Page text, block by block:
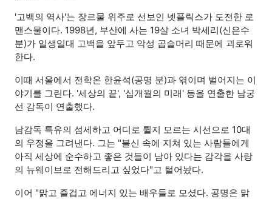
'고백의 역사'는 장르물 위주로 선보인 넷플릭스가 도전한 로
맨스물이다. 1998년, 부산에 사는 19살 소녀 박세리(신은수
분)가 일생일대 고백을 앞두고 악성 곱슬머리 때문에 괴로워
한다.
이때 서울에서 전학온 한윤석(공명 분)과 엮이며 벌어지는 이
야기를 그린다. '세상의 끝', '십개월의 미래' 등을 연출한 남궁
선 감독이 연출했다.
남감독 특유의 섬세하고 어디로 튈지 모르는 시선으로 10대
의 우정을 그려낸다. 그는 "불신 속에 지쳐 있는 사람들에게
아직 세상에 순수하고 좋은 것들이 남아 있다는 감각을 사랑
의 뉴웨이브로 전해드리고 싶었다"고 털어놨다.
이어 "맑고 즐겁고 에너지 있는 배우들로 모셨다. 공명은 맑